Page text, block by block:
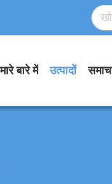
बारे में उत्पादों